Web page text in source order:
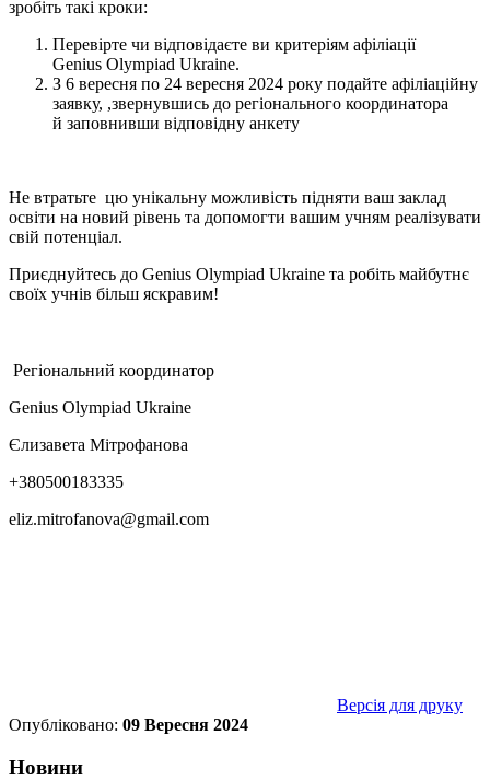
зробіть такі кроки:
Перевірте чи відповідаєте ви критеріям афіліації
Genius Olympiad Ukraine.
З 6 вересня по 24 вересня 2024 року подайте афіліаційну
заявку, ,звернувшись до регіонального координатора
й заповнивши відповідну анкету
Не втратьте цю унікальну можливість підняти ваш заклад
освіти на новий рівень та допомогти вашим учням реалізувати
свій потенціал.
Приєднуйтесь до Genius Olympiad Ukraine та робіть майбутнє
своїх учнів більш яскравим!
Регіональний координатор
Genius Olympiad Ukraine
Єлизавета Мітрофанова
+380500183335
eliz.mitrofanova@gmail.com
Версія для друку
Опубліковано: 09 Вересня 2024
Новини